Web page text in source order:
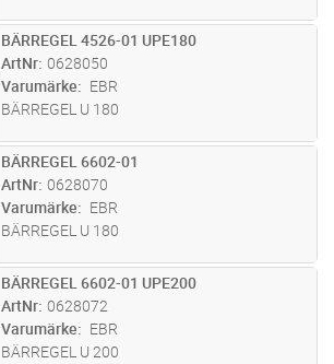
ST Lägg i kundvagn
BÄRREGEL 4526-01 UPE180
ArtNr 0628050
Varumärke
EBR
BÄRREGEL U 180
ST Lägg i kundvagn
BÄRREGEL 6602-01
ArtNr 0628070
Varumärke
EBR
BÄRREGEL U 180
ST Lägg i kundvagn
BÄRREGEL 6602-01 UPE200
ArtNr 0628072
Varumärke
EBR
BÄRREGEL U 200